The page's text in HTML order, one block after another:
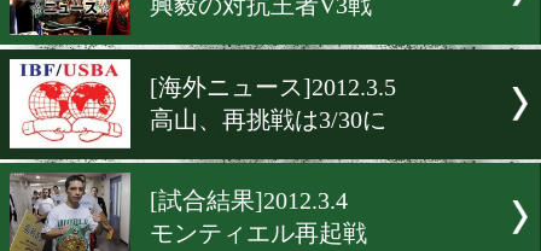
[TV放送]2012.3.13
EXマッチ4月から月9
[海外ニュース]2012.3.12